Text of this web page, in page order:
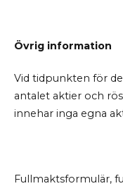
Övrig information
Vid tidpunkten för
antalet aktier och
innehar inga egna
Fullmaktsformulär,